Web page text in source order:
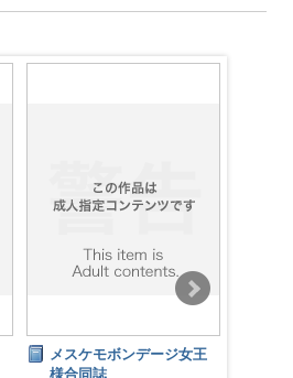
メスケモボンデージ女王
様合同誌